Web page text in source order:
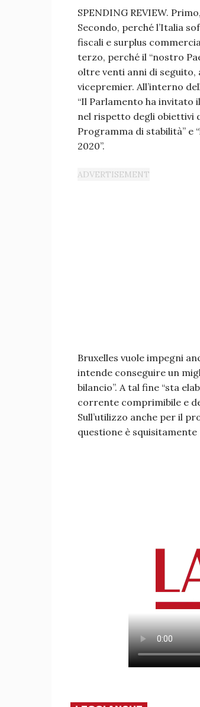
SPENDING REVIEW.
Secondo, perché l’Italia
fiscali e surplus
terzo, perché il “nostro
oltre venti anni di seguito,
vicepremier. All’interno
“Il Parlamento ha invitato
nel rispetto degli obiettivi
Programma di stabilità” e
2020”.
Bruxelles vuole impegni
intende conseguire un
bilancio”. A tal fine “sta
corrente comprimibile e
Sull’utilizzo anche per il
questione è squisitamente